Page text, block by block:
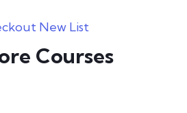
New List
Courses